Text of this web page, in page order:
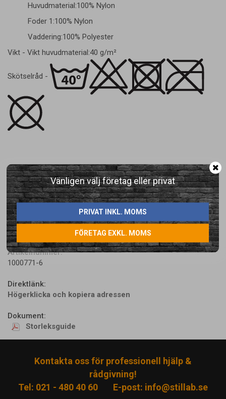
Vänligen välj företag eller privat
PRIVAT INKL. MOMS
FÖRETAG EXKL. MOMS
Huvudmaterial:100% Nylon
Foder 1:100% Nylon
Vaddering:100% Polyester
Vikt - Vikt huvudmaterial:40 g/m²
Skötselråd -
Artikelnummer:
1000771-6
Direktlänk:
Högerklicka och kopiera adressen
Dokument:
Storleksguide
Kontakta oss för professionell hjälp &
rådgivning!
Tel: 021 - 480 40 60
E-post: info@stillab.se